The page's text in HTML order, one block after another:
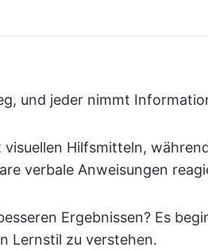
und jeder nimmt
Hilfsmitteln,
verbale Anweisungen
Ergebnissen? Es
Lernstil zu verstehen.